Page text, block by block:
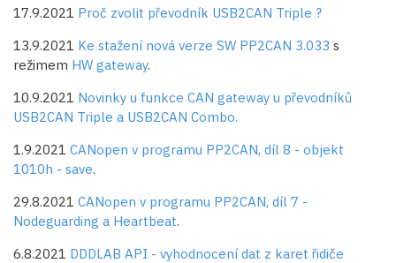
17.9.2021 Proč zvolit převodník USB2CAN Triple ?
13.9.2021 Ke stažení nová verze SW PP2CAN 3.033 s
režimem HW gateway.
10.9.2021 Novinky u funkce CAN gateway u převodníků
USB2CAN Triple a USB2CAN Combo.
1.9.2021 CANopen v programu PP2CAN, díl 8 - objekt
1010h - save.
29.8.2021 CANopen v programu PP2CAN, díl 7 -
Nodeguarding a Heartbeat.
6.8.2021 DDDLAB API - vyhodnocení dat z karet řidiče